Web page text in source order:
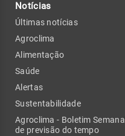
Notícias
Últimas notícias
Agroclima
Alimentação
Saúde
Alertas
Sustentabilidade
Agroclima - Boletim Semanal
de previsão do tempo